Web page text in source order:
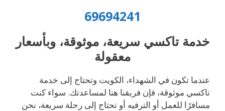
69694241
خدمة تاكسي سريعة، موثوقة، وبأسعار
معقولة
عندما تكون في الشهداء، الكويت وتحتاج إلى خدمة
تاكسي موثوقة، فإن فريقنا هنا لمساعدتك. سواء كنت
مسافرًا للعمل أو الترفيه أو تحتاج إلى رحلة سريعة، نحن